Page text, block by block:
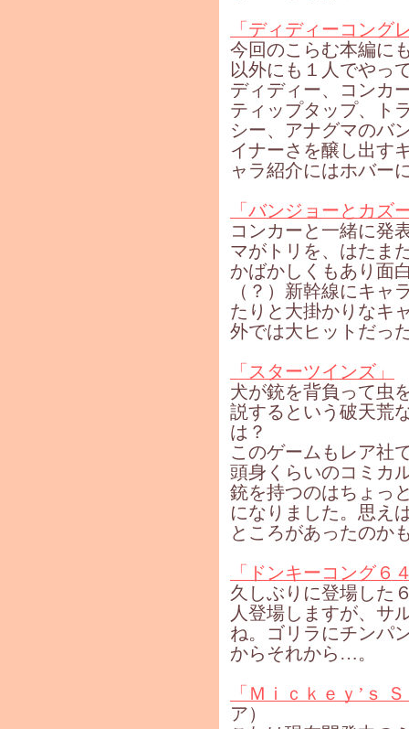
「ディディーコング
今回のこらむ本編に
以外にも１人でやっ
ディディー、コンカ
ティップタップ、ト
シー、アナグマのバ
イナーさを醸し出す
ャラ紹介にはホバー
「バンジョーとカズ
コンカーと一緒に発
マがトリを、はたま
かばかしくもあり面
（？）新幹線にキャ
たりと大掛かりなキ
外では大ヒットだっ
「スターツインズ」
犬が銃を背負って虫
説するという破天荒
は？
このゲームもレア社
頭身くらいのコミカ
銃を持つのはちょっ
になりました。思え
ところがあったのか
「ドンキーコング６
久しぶりに登場した
人登場しますが、サ
ね。ゴリラにチンパ
からそれから…。
「Ｍｉｃｋｅｙ’ｓ
ア）